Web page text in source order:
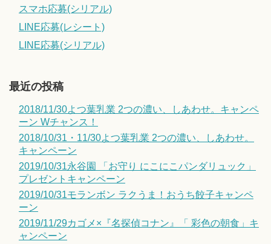
スマホ応募(シリアル)
LINE応募(レシート)
LINE応募(シリアル)
最近の投稿
2018/11/30よつ葉乳業 2つの濃い、しあわせ。キャンペ
ーン Wチャンス！
2018/10/31・11/30よつ葉乳業 2つの濃い、しあわせ。
キャンペーン
2019/10/31永谷園 「お守り にこにこパンダリュック」
プレゼントキャンペーン
2019/10/31モランボン ラクうま！おうち餃子キャンペ
ーン
2019/11/29カゴメ×『名探偵コナン』「 彩色の朝食」キ
ャンペーン